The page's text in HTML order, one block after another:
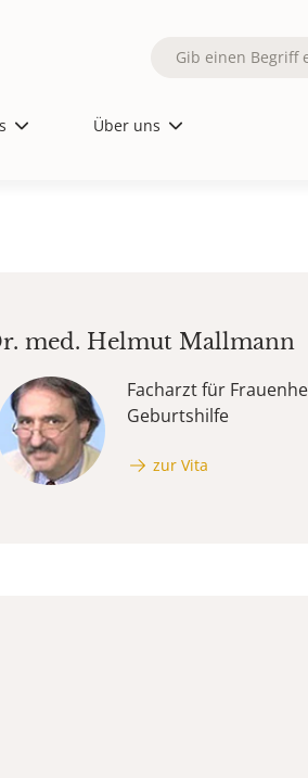
Über uns
Fulltext
med. Helmut Mallmann
Facharzt für
Geburtshilfe
zur Vita